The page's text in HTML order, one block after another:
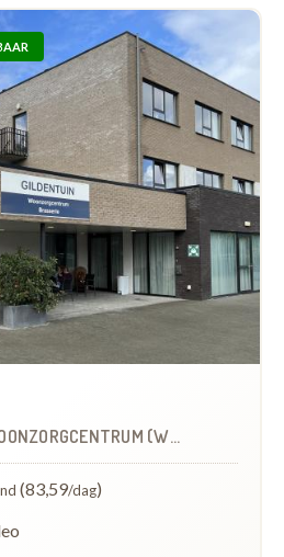
(WZC)
(83,59/dag)